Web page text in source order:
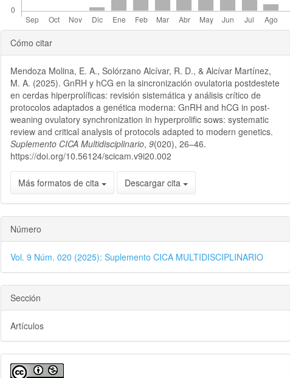
Detalles
del
artículo
Cómo citar
Mendoza Molina, E. A., Solórzano Alcívar, R. D., & Alcívar Martínez,
M. A. (2025). GnRH y hCG en la sincronización ovulatoria postdestete
en cerdas hiperprolíficas: revisión sistemática y análisis crítico de
protocolos adaptados a genética moderna: GnRH and hCG in post-
weaning ovulatory synchronization in hyperprolific sows: systematic
review and critical analysis of protocols adapted to modern genetics.
Suplemento CICA Multidisciplinario,9(020), 26–46.
https://doi.org/10.56124/scicam.v9i20.002
Más formatos de cita Descargar cita
Número
Vol. 9 Núm. 020 (2025): Suplemento CICA MULTIDISCIPLINARIO
Sección
Artículos